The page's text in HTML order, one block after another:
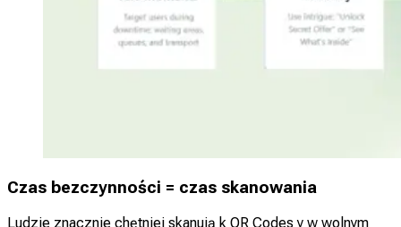
Czas bezczynności = czas skanowania
Ludzie znacznie chętniej skanują k QR Codes y w wolnym